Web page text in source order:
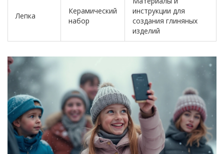
Лепка
Керамический
набор
инструкции для
создания глиняных
изделий